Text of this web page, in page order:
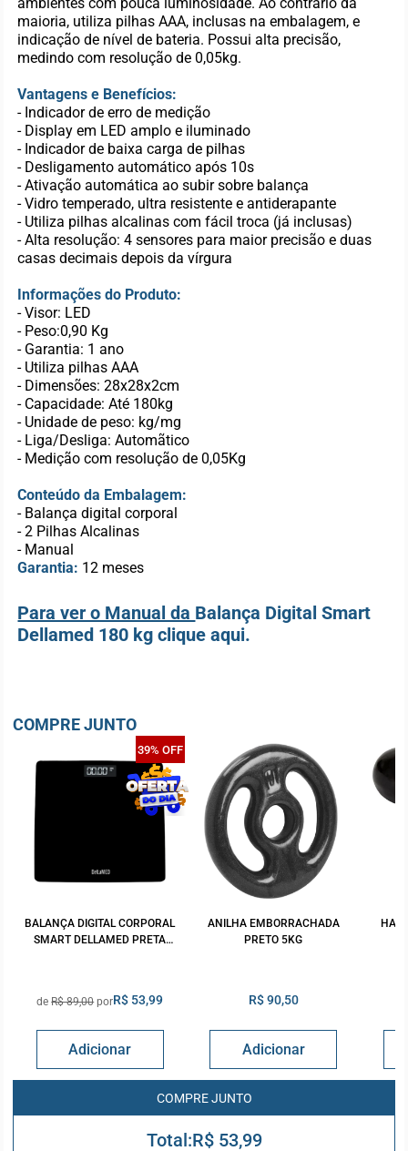
maioria, utiliza pilhas AAA, inclusas na embalagem, e
indicação de nível de bateria. Possui alta precisão,
medindo com resolução de 0,05kg.
Vantagens e Benefícios:
- Indicador de erro de medição
- Display em LED amplo e iluminado
- Indicador de baixa carga de pilhas
- Desligamento automático após 10s
- Ativação automática ao subir sobre balança
- Vidro temperado, ultra resistente e antiderapante
- Utiliza pilhas alcalinas com fácil troca (já inclusas)
- Alta resolução: 4 sensores para maior precisão e duas
casas decimais depois da vírgura
Informações do Produto:
- Visor: LED
- Peso:0,90 Kg
- Garantia: 1 ano
- Utiliza pilhas AAA
- Dimensões: 28x28x2cm
- Capacidade: Até 180kg
- Unidade de peso: kg/mg
- Liga/Desliga: Automãtico
- Medição com resolução de 0,05Kg
Conteúdo da Embalagem:
- Balança digital corporal
- 2 Pilhas Alcalinas
- Manual
Garantia: 12 meses
Para ver o Manual da Balança Digital Smart
Dellamed 180 kg clique aqui.
COMPRE JUNTO
39% OFF
BALANÇA DIGITAL CORPORAL
SMART DELLAMED PRETA
R$ 89,00 R$ 53,99
ANILHA EMBORRACHADA
PRETO 5KG
R$ 90,50
R$ 53,99